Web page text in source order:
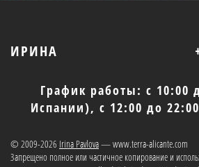
ИРИНА
График работы: с 10:00
Испании), с 12:00 до
© 2009-2026 Irina Pavlova— www.terra-alicante.com
Запрещено полное или частичное копирование и